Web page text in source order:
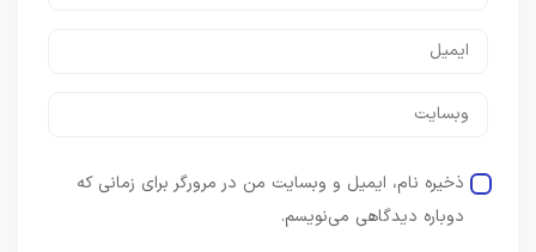
ذخیره نام، ایمیل و وبسایت من در مرورگر برای زمانی که
دوباره دیدگاهی می‌نویسم.